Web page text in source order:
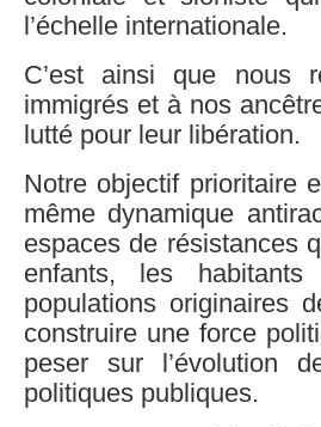
l’échelle internationale.
C’est ainsi que nous
immigrés et à nos
lutté pour leur libération.
Notre objectif prioritaire
même dynamique
espaces de résistances
enfants, les
populations originaires
construire une force
peser sur l’évolution
politiques publiques.